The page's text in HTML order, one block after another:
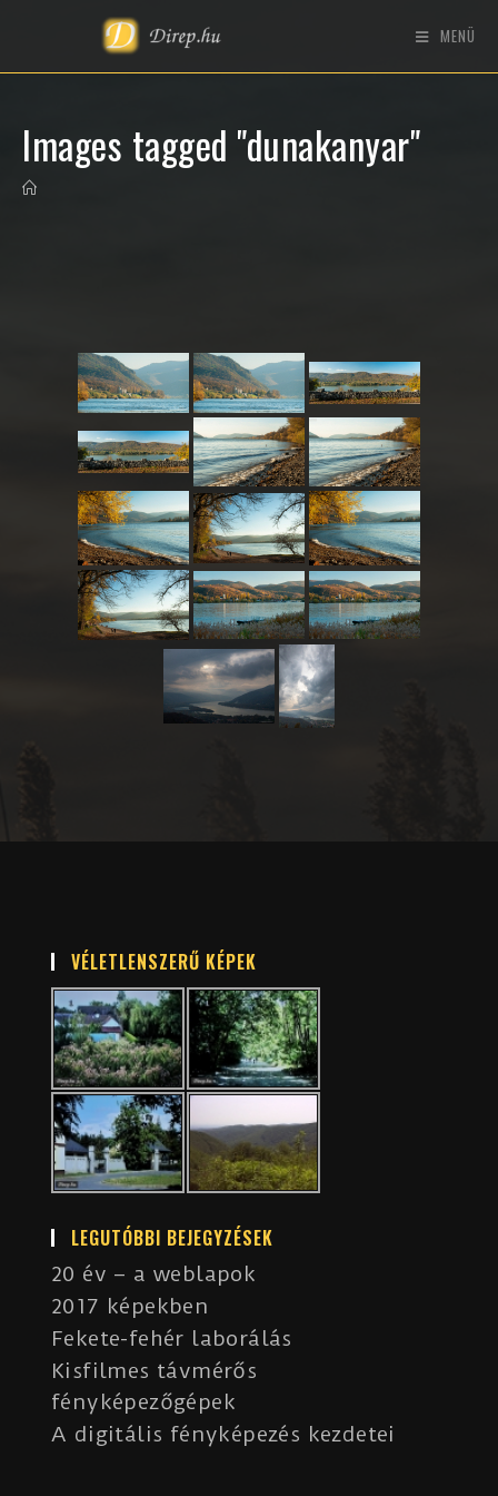
MENÜ
Images tagged "dunakanyar"
VÉLETLENSZERŰ KÉPEK
LEGUTÓBBI BEJEGYZÉSEK
20 év – a weblapok
2017 képekben
Fekete-fehér laborálás
Kisfilmes távmérős
fényképezőgépek
A digitális fényképezés kezdetei